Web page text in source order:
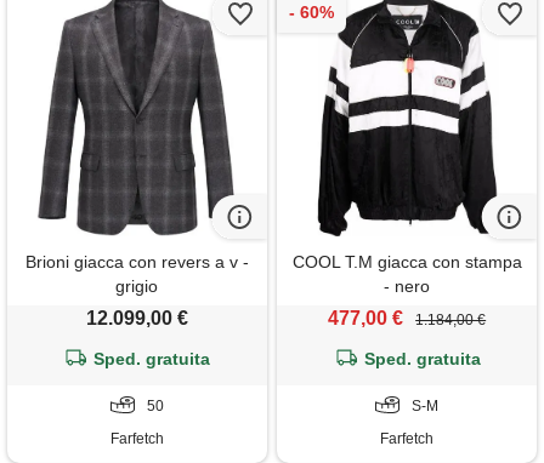
Brioni giacca con revers a v -
grigio
12.099,00 €
Sped. gratuita
50
Farfetch
COOL T.M giacca con stampa
- nero
477,00 € 1.184,00 €
Sped. gratuita
S-M
Farfetch